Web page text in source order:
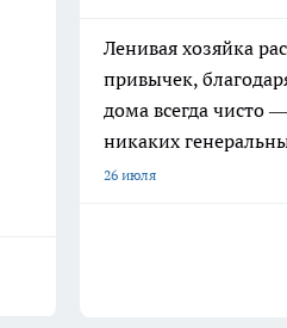
Ленивая хозяйка
привычек,
дома всегда чисто
никаких
26 июля